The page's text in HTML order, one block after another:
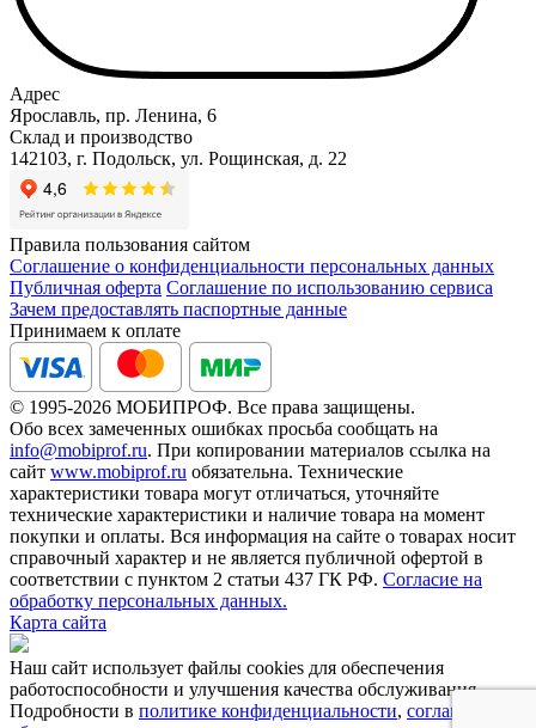
Адрес
Ярославль, пр. Ленина, 6
Склад и производство
142103, г. Подольск, ул. Рощинская, д. 22
Правила пользования сайтом
Соглашение о конфиденциальности персональных данных
Публичная оферта Соглашение по использованию сервиса
Зачем предоставлять паспортные данные
Принимаем к оплате
© 1995-2026 МОБИПРОФ. Все права защищены.
Обо всех замеченных ошибках просьба сообщать на
info@mobiprof.ru. При копировании материалов ссылка на
сайт www.mobiprof.ru обязательна. Технические
характеристики товара могут отличаться, уточняйте
технические характеристики и наличие товара на момент
покупки и оплаты. Вся информация на сайте о товарах носит
справочный характер и не является публичной офертой в
соответствии с пунктом 2 статьи 437 ГК РФ. Согласие на
обработку персональных данных.
Карта сайта
Наш сайт использует файлы cookies для обеспечения
работоспособности и улучшения качества обслуживания.
Подробности в политике конфиденциальности, соглашении